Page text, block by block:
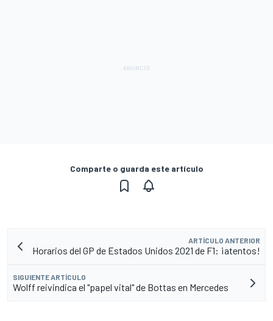
Comparte o guarda este artículo
ARTÍCULO ANTERIOR
Horarios del GP de Estados Unidos 2021 de F1: ¡atentos!
SIGUIENTE ARTÍCULO
Wolff reivindica el "papel vital" de Bottas en Mercedes